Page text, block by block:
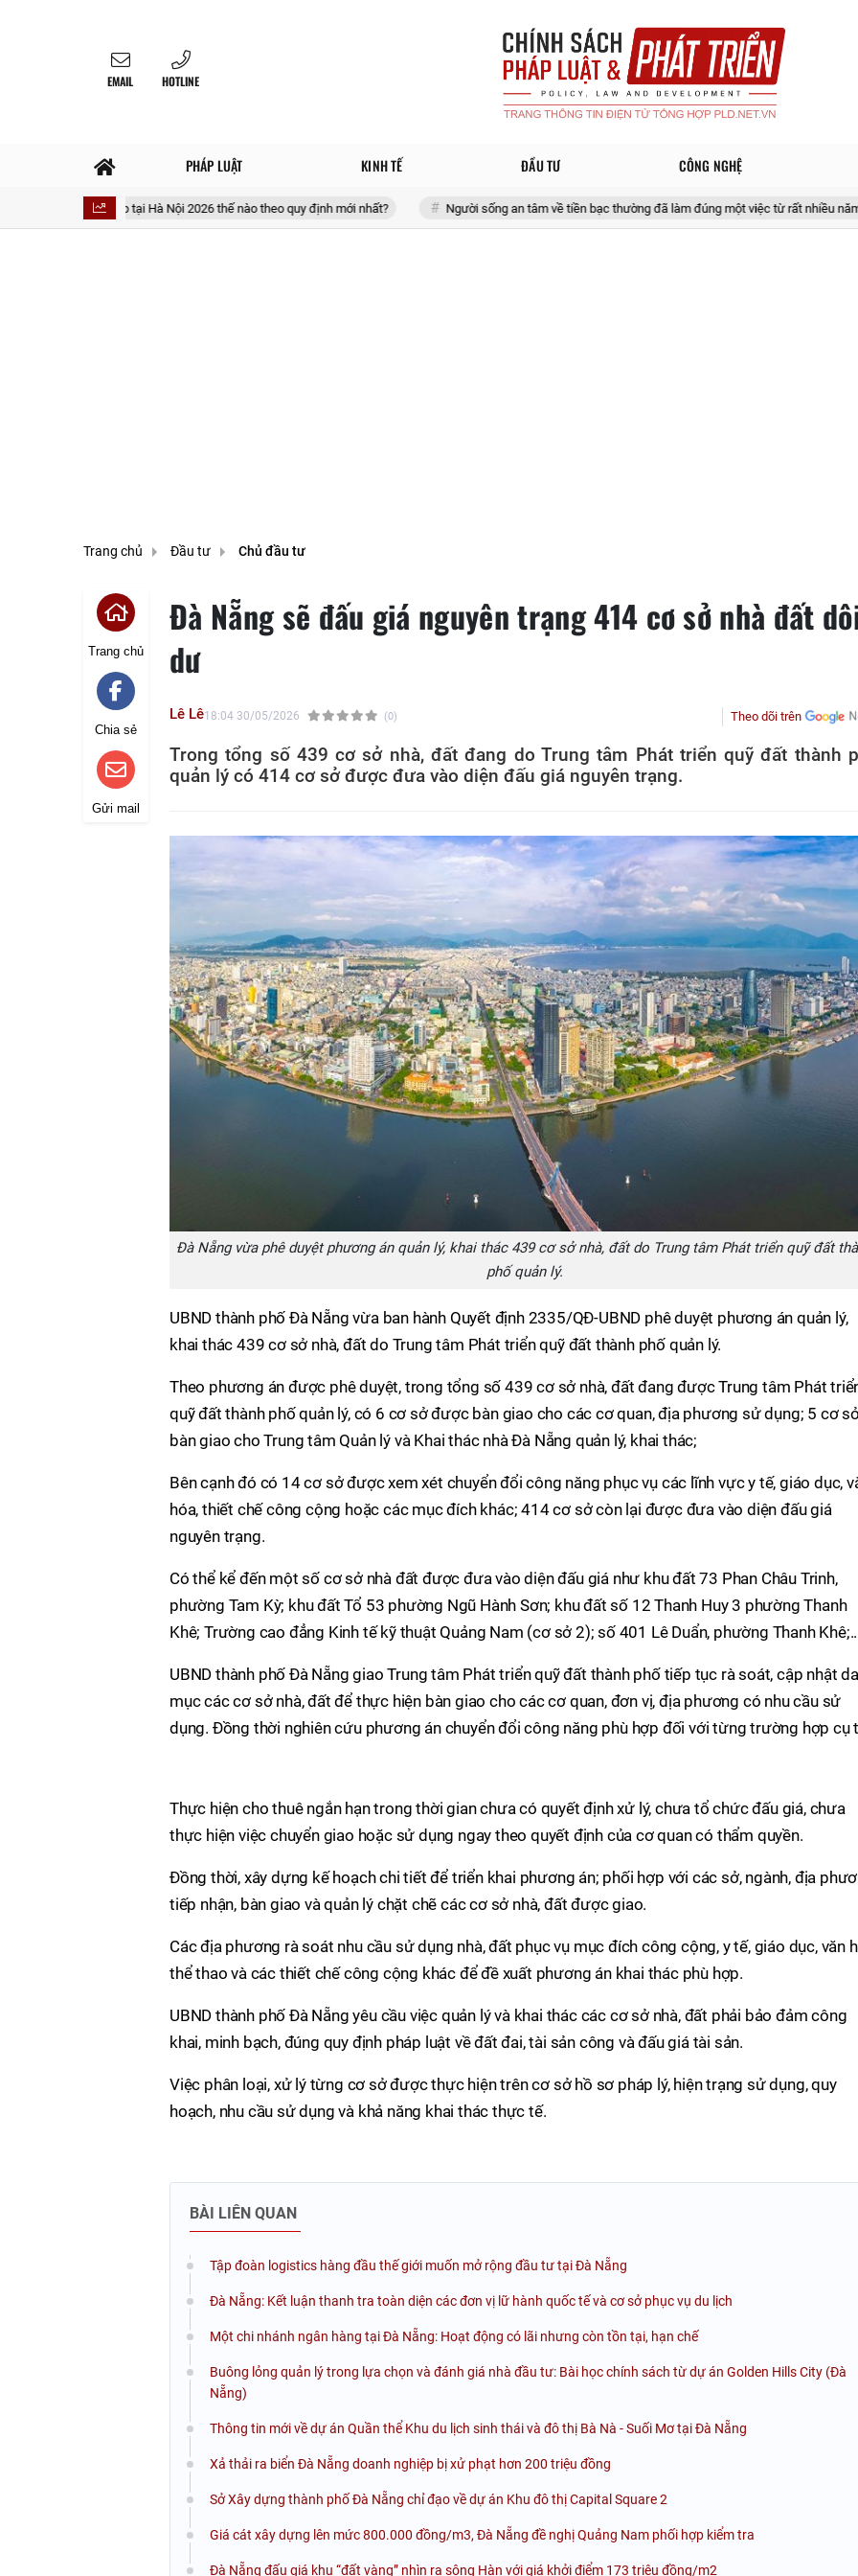
EMAIL HOTLINE
PHÁP LUẬT KINH TẾ ĐẦU TƯ CÔNG NGHỆ
đã cấp tại Hà Nội 2026 thế nào theo quy định mới nhất? Người sống an tâm về tiền bạc thường đã làm đúng một việc từ rất nhiều năm trước
Trang chủ Đầu tư Chủ đầu tư
Trang chủ
Chia sẻ
Gửi mail
Đà Nẵng sẽ đấu giá nguyên trạng 414 cơ sở nhà đất
dư
Lê Lê18:04 30/05/2026 (0) Theo dõi trên
Trong tổng số 439 cơ sở nhà, đất đang do Trung tâm Phát triển quỹ đất thành
quản lý có 414 cơ sở được đưa vào diện đấu giá nguyên trạng.
Đà Nẵng vừa phê duyệt phương án quản lý, khai thác 439 cơ sở nhà, đất do Trung tâm Phát triển quỹ đất
phố quản lý.
UBND thành phố Đà Nẵng vừa ban hành Quyết định 2335/QĐ-UBND phê duyệt phương án quản lý,
khai thác 439 cơ sở nhà, đất do Trung tâm Phát triển quỹ đất thành phố quản lý.
Theo phương án được phê duyệt, trong tổng số 439 cơ sở nhà, đất đang được Trung tâm Phát
quỹ đất thành phố quản lý, có 6 cơ sở được bàn giao cho các cơ quan, địa phương sử dụng; 5 cơ
bàn giao cho Trung tâm Quản lý và Khai thác nhà Đà Nẵng quản lý, khai thác;
Bên cạnh đó có 14 cơ sở được xem xét chuyển đổi công năng phục vụ các lĩnh vực y tế, giáo dục,
hóa, thiết chế công cộng hoặc các mục đích khác; 414 cơ sở còn lại được đưa vào diện đấu giá
nguyên trạng.
Có thể kể đến một số cơ sở nhà đất được đưa vào diện đấu giá như khu đất 73 Phan Châu Trinh,
phường Tam Kỳ; khu đất Tổ 53 phường Ngũ Hành Sơn; khu đất số 12 Thanh Huy 3 phường Thanh
Khê; Trường cao đẳng Kinh tế kỹ thuật Quảng Nam (cơ sở 2); số 401 Lê Duẩn, phường Thanh
UBND thành phố Đà Nẵng giao Trung tâm Phát triển quỹ đất thành phố tiếp tục rà soát, cập nhật
mục các cơ sở nhà, đất để thực hiện bàn giao cho các cơ quan, đơn vị, địa phương có nhu cầu sử
dụng. Đồng thời nghiên cứu phương án chuyển đổi công năng phù hợp đối với từng trường hợp cụ
Thực hiện cho thuê ngắn hạn trong thời gian chưa có quyết định xử lý, chưa tổ chức đấu giá, chưa
thực hiện việc chuyển giao hoặc sử dụng ngay theo quyết định của cơ quan có thẩm quyền.
Đồng thời, xây dựng kế hoạch chi tiết để triển khai phương án; phối hợp với các sở, ngành, địa
tiếp nhận, bàn giao và quản lý chặt chẽ các cơ sở nhà, đất được giao.
Các địa phương rà soát nhu cầu sử dụng nhà, đất phục vụ mục đích công cộng, y tế, giáo dục, văn
thể thao và các thiết chế công cộng khác để đề xuất phương án khai thác phù hợp.
UBND thành phố Đà Nẵng yêu cầu việc quản lý và khai thác các cơ sở nhà, đất phải bảo đảm công
khai, minh bạch, đúng quy định pháp luật về đất đai, tài sản công và đấu giá tài sản.
Việc phân loại, xử lý từng cơ sở được thực hiện trên cơ sở hồ sơ pháp lý, hiện trạng sử dụng, quy
hoạch, nhu cầu sử dụng và khả năng khai thác thực tế.
BÀI LIÊN QUAN
Tập đoàn logistics hàng đầu thế giới muốn mở rộng đầu tư tại Đà Nẵng
Đà Nẵng: Kết luận thanh tra toàn diện các đơn vị lữ hành quốc tế và cơ sở phục vụ du lịch
Một chi nhánh ngân hàng tại Đà Nẵng: Hoạt động có lãi nhưng còn tồn tại, hạn chế
Buông lỏng quản lý trong lựa chọn và đánh giá nhà đầu tư: Bài học chính sách từ dự án Golden Hills City (Đà
Nẵng)
Thông tin mới về dự án Quần thể Khu du lịch sinh thái và đô thị Bà Nà - Suối Mơ tại Đà Nẵng
Xả thải ra biển Đà Nẵng doanh nghiệp bị xử phạt hơn 200 triệu đồng
Sở Xây dựng thành phố Đà Nẵng chỉ đạo về dự án Khu đô thị Capital Square 2
Giá cát xây dựng lên mức 800.000 đồng/m3, Đà Nẵng đề nghị Quảng Nam phối hợp kiểm tra
Đà Nẵng đấu giá khu “đất vàng” nhìn ra sông Hàn với giá khởi điểm 173 triệu đồng/m2